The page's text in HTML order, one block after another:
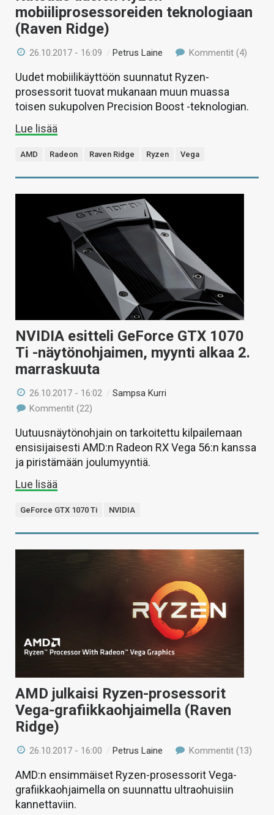
mobiiliprosessoreiden teknologiaan
(Raven Ridge)
26.10.2017 - 16:09 /Petrus Laine Kommentit (4)
Uudet mobiilikäyttöön suunnatut Ryzen-
prosessorit tuovat mukanaan muun muassa
toisen sukupolven Precision Boost -teknologian.
Lue lisää
AMD Radeon Raven Ridge Ryzen Vega
NVIDIA esitteli GeForce GTX 1070
Ti -näytönohjaimen, myynti alkaa 2.
marraskuuta
26.10.2017 - 16:02 /Sampsa Kurri
Kommentit (22)
Uutuusnäytönohjain on tarkoitettu kilpailemaan
ensisijaisesti AMD:n Radeon RX Vega 56:n kanssa
ja piristämään joulumyyntiä.
Lue lisää
GeForce GTX 1070 Ti NVIDIA
AMD julkaisi Ryzen-prosessorit
Vega-grafiikkaohjaimella (Raven
Ridge)
26.10.2017 - 16:00 /Petrus Laine Kommentit (13)
AMD:n ensimmäiset Ryzen-prosessorit Vega-
grafiikkaohjaimella on suunnattu ultraohuisiin
kannettaviin.